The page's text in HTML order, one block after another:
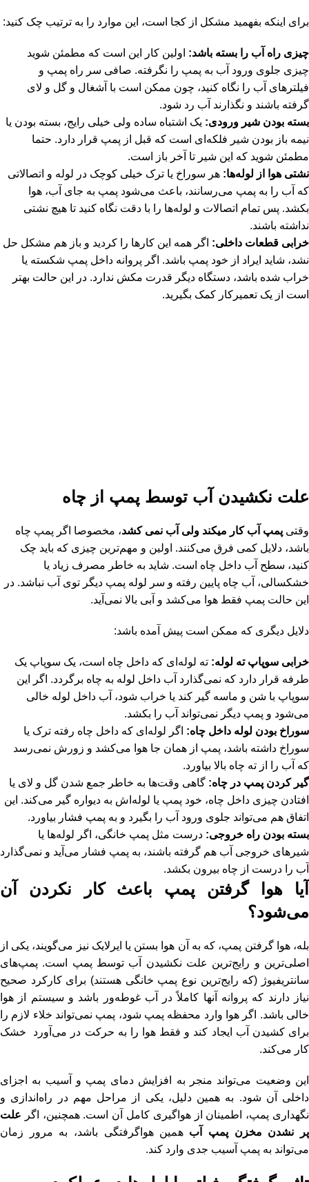
برای اینکه بفهمید مشکل از کجا است، این موارد را به ترتیب چک کنید:
چیزی راه آب را بسته باشد: اولین کار این است که مطمئن شوید
چیزی جلوی ورود آب به پمپ را نگرفته. صافی سر راه پمپ و
فیلترهای آب را نگاه کنید، چون ممکن است با آشغال و گل و لای
گرفته باشند و نگذارند آب رد شود.
بسته بودن شیر ورودی: یک اشتباه ساده ولی خیلی رایج، بسته بودن یا
نیمه باز بودن شیر فلکه‌ای است که قبل از پمپ قرار دارد. حتما
مطمئن شوید که این شیر تا آخر باز است.
نشتی هوا از لوله‌ها: هر سوراخ یا ترک خیلی کوچک در لوله و اتصالاتی
که آب را به پمپ می‌رسانند، باعث می‌شود پمپ به جای آب، هوا
بکشد. پس تمام اتصالات و لوله‌ها را با دقت نگاه کنید تا هیچ نشتی
نداشته باشند.
خرابی قطعات داخلی: اگر همه این کارها را کردید و باز هم مشکل حل
نشد، شاید ایراد از خود پمپ باشد. اگر پروانه داخل پمپ شکسته یا
خراب شده باشد، دستگاه دیگر قدرت مکش ندارد. در این حالت بهتر
است از یک تعمیرکار کمک بگیرید.
علت نکشیدن آب توسط پمپ از چاه
وقتی پمپ آب کار میکند ولی آب نمی کشد، مخصوصا اگر پمپ چاه
باشد، دلایل کمی فرق می‌کنند. اولین و مهم‌ترین چیزی که باید چک
کنید، سطح آب داخل چاه است. شاید به خاطر مصرف زیاد یا
خشکسالی، آب چاه پایین رفته و سر لوله پمپ دیگر توی آب نباشد. در
این حالت پمپ فقط هوا می‌کشد و آبی بالا نمی‌آید.
دلایل دیگری که ممکن است پیش آمده باشد:
خرابی سوپاپ ته لوله: ته لوله‌ای که داخل چاه است، یک سوپاپ یک
‌طرفه قرار دارد که نمی‌گذارد آب داخل لوله به چاه برگردد. اگر این
سوپاپ با شن و ماسه گیر کند یا خراب شود، آب داخل لوله خالی
می‌شود و پمپ دیگر نمی‌تواند آب را بکشد.
سوراخ بودن لوله داخل چاه: اگر لوله‌ای که داخل چاه رفته ترک یا
سوراخ داشته باشد، پمپ از همان ‌جا هوا می‌کشد و زورش نمی‌رسد
که آب را از ته چاه بالا بیاورد.
گیر کردن پمپ در چاه: گاهی وقت‌ها به خاطر جمع شدن گل و لای یا
افتادن چیزی داخل چاه، خود پمپ یا لوله‌اش به دیواره گیر می‌کند. این
اتفاق هم می‌تواند جلوی ورود آب را بگیرد و به پمپ فشار بیاورد.
بسته بودن راه خروجی: درست مثل پمپ خانگی، اگر لوله‌ها یا
شیرهای خروجی آب هم گرفته باشند، به پمپ فشار می‌آید و نمی‌گذارد
آب را درست از چاه بیرون بکشد.
آیا هوا گرفتن پمپ باعث کار نکردن آن
می‌شود؟
بله، هوا گرفتن پمپ، که به آن هوا بستن یا ایرلایک نیز می‌گویند، یکی از
اصلی‌ترین و رایج‌ترین علت نکشیدن آب توسط پمپ است. پمپ‌های
سانتریفیوژ (که رایج‌ترین نوع پمپ خانگی هستند) برای کارکرد صحیح
نیاز دارند که پروانه آنها کاملاً در آب غوطه‌ور باشد و سیستم از هوا
خالی باشد. اگر هوا وارد محفظه پمپ شود، پمپ نمی‌تواند خلاء لازم را
برای کشیدن آب ایجاد کند و فقط هوا را به حرکت در می‌آورد خشک
کار می‌کند.
این وضعیت می‌تواند منجر به افزایش دمای پمپ و آسیب به اجزای
داخلی آن شود. به همین دلیل، یکی از مراحل مهم در راه‌اندازی و
نگهداری پمپ، اطمینان از هواگیری کامل آن است. همچنین، اگر علت
پر نشدن مخزن پمپ آب همین هواگرفتگی باشد، به مرور زمان
می‌تواند به پمپ آسیب جدی وارد کند.